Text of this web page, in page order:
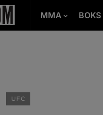
MMA BOKS
UFC